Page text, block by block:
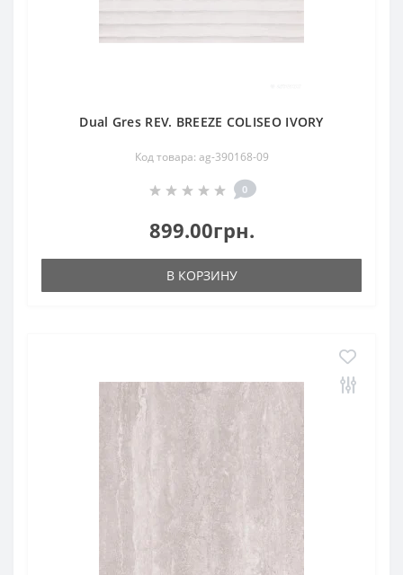
Dual Gres REV. BREEZE COLISEO IVORY
Код товара: ag-390168-09
0
899.00грн.
В КОРЗИНУ